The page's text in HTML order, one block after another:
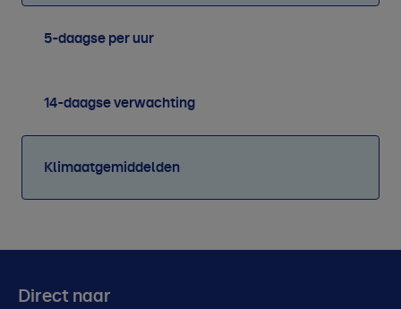
5-daagse per uur
14-daagse verwachting
Klimaatgemiddelden
Direct naar